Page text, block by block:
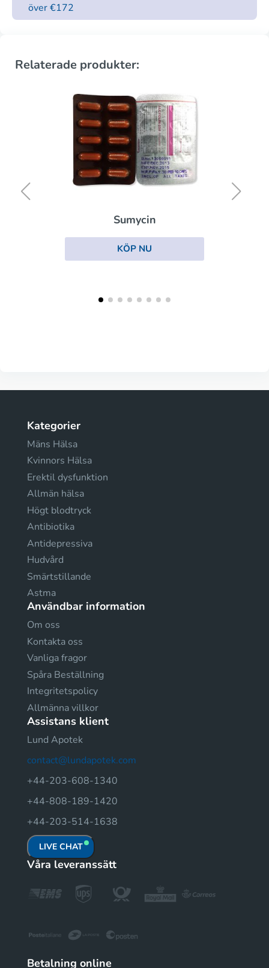
över €172
Relaterade produkter:
Sumycin
KÖP NU
Kategorier
Mäns Hälsa
Kvinnors Hälsa
Erektil dysfunktion
Allmän hälsa
Högt blodtryck
Antibiotika
Antidepressiva
Hudvård
Smärtstillande
Astma
Användbar information
Om oss
Kontakta oss
Vanliga fragor
Spåra Beställning
Integritetspolicy
Allmänna villkor
Assistans klient
Lund Apotek
contact@lundapotek.com
+44-203-608-1340
+44-808-189-1420
+44-203-514-1638
LIVE CHAT
Våra leveranssätt
Betalning online